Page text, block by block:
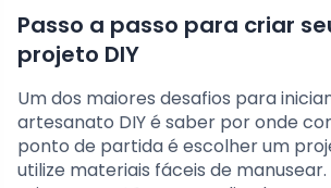
Passo a passo para criar
projeto DIY
Um dos maiores desafios para
artesanato DIY é saber por onde
ponto de partida é escolher um
utilize materiais fáceis de